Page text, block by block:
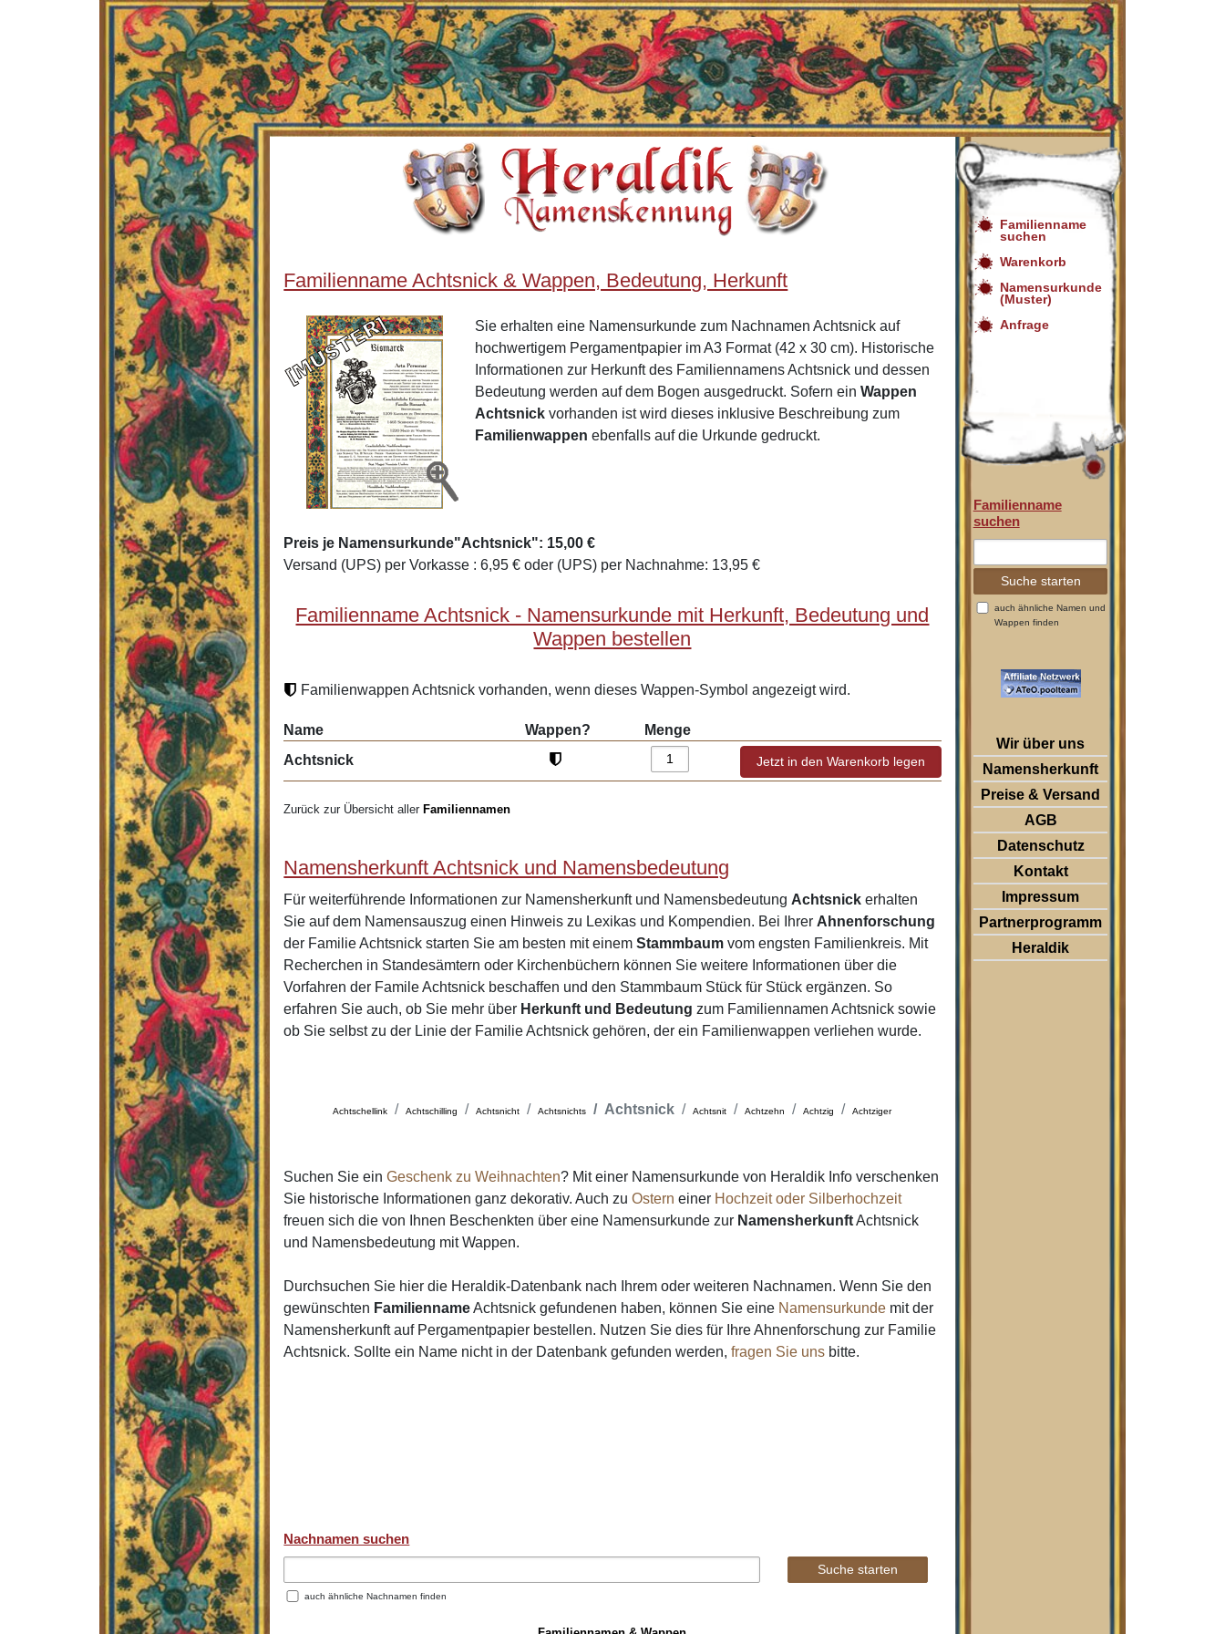
Familienname Achtsnick & Wappen, Bedeutung, Herkunft
Sie erhalten eine Namensurkunde zum Nachnamen Achtsnick auf
hochwertigem Pergamentpapier im A3 Format (42 x 30 cm). Historische
Informationen zur Herkunft des Familiennamens Achtsnick und dessen
Bedeutung werden auf dem Bogen ausgedruckt. Sofern einWappen
Achtsnick vorhanden ist wird dieses inklusive Beschreibung zum
Familienwappen ebenfalls auf die Urkunde gedruckt.
Preis je Namensurkunde"Achtsnick": 15,00 €
Versand (UPS) per Vorkasse : 6,95 € oder (UPS) per Nachnahme: 13,95 €
Familienname Achtsnick - Namensurkunde mit Herkunft, Bedeutung und
Wappen bestellen
Familienwappen Achtsnick vorhanden, wenn dieses Wappen-Symbol angezeigt wird.
Name Wappen?
Menge
Achtsnick
Zurück zur Übersicht aller Familiennamen
Namensherkunft Achtsnick und Namensbedeutung
Für weiterführende Informationen zur Namensherkunft und Namensbedeutung Achtsnick erhalten
Sie auf dem Namensauszug einen Hinweis zu Lexikas und Kompendien. Bei Ihrer Ahnenforschung
der Familie Achtsnick starten Sie am besten mit einemStammbaum vom engsten Familienkreis. Mit
Recherchen in Standesämtern oder Kirchenbüchern können Sie weitere Informationen über die
Vorfahren der Famile Achtsnick beschaffen und den Stammbaum Stück für Stück ergänzen. So
erfahren Sie auch, ob Sie mehr über Herkunft und Bedeutung zum Familiennamen Achtsnick sowie
ob Sie selbst zu der Linie der Familie Achtsnick gehören, der ein Familienwappen verliehen wurde.
Achtschellink Achtschilling Achtsnicht Achtsnichts Achtsnick Achtsnit Achtzehn Achtzig Achtziger
Suchen Sie einGeschenk zu Weihnachten? Mit einer Namensurkunde von Heraldik Info verschenken
Sie historische Informationen ganz dekorativ. Auch zuOstern einer Hochzeit oder Silberhochzeit
freuen sich die von Ihnen Beschenkten über eine Namensurkunde zur NamensherkunftAchtsnick
und Namensbedeutung mit Wappen.
Durchsuchen Sie hier die Heraldik-Datenbank nach Ihrem oder weiteren Nachnamen. Wenn Sie den
gewünschten FamiliennameAchtsnick gefundenen haben, können Sie eine Namensurkunde mit der
Namensherkunft auf Pergamentpapier bestellen. Nutzen Sie dies für Ihre Ahnenforschung zur Familie
Achtsnick. Sollte ein Name nicht in der Datenbank gefunden werden,fragen Sie uns bitte.
Nachnamen suchen
auch ähnliche Nachnamen finden
Familienname
suchen
Warenkorb
Namensurkunde
(Muster)
Anfrage
Familienname
suchen
auch ähnliche Namen und
Wappen finden
Wir über uns
Namensherkunft
Preise & Versand
AGB
Datenschutz
Kontakt
Impressum
Partnerprogramm
Heraldik